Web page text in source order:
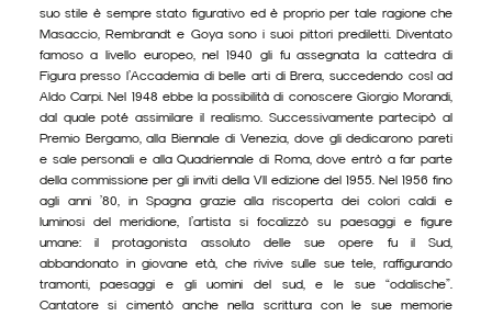
suo stile è sempre stato figurativo ed è proprio per tale ragione che
Masaccio, Rembrandt e Goya sono i suoi pittori prediletti. Diventato
famoso a livello europeo, nel 1940 gli fu assegnata la cattedra di
Figura presso l’Accademia di belle arti di Brera, succedendo così ad
Aldo Carpi. Nel 1948 ebbe la possibilità di conoscere Giorgio Morandi,
dal quale poté assimilare il realismo. Successivamente partecipò al
Premio Bergamo, alla Biennale di Venezia, dove gli dedicarono pareti
e sale personali e alla Quadriennale di Roma, dove entrò a far parte
della commissione per gli inviti della VII edizione del 1955. Nel 1956 fino
agli anni ’80, in Spagna grazie alla riscoperta dei colori caldi e
luminosi del meridione, l’artista si focalizzò su paesaggi e figure
umane: il protagonista assoluto delle sue opere fu il Sud,
abbandonato in giovane età, che rivive sulle sue tele, raffigurando
tramonti, paesaggi e gli uomini del sud, e le sue “odalische”.
Cantatore si cimentò anche nella scrittura con le sue memorie